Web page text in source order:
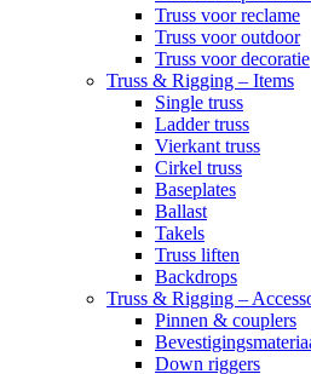
Truss voor reclame
Truss voor outdoor
Truss voor decoratie
Truss & Rigging – Items
Single truss
Ladder truss
Vierkant truss
Cirkel truss
Baseplates
Ballast
Takels
Truss liften
Backdrops
Truss & Rigging –
Pinnen & couplers
Down riggers